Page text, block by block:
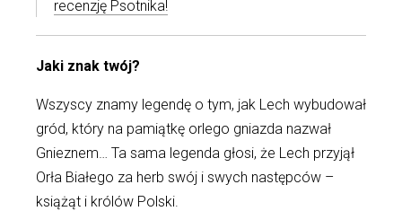
recenzję Psotnika!
Jaki znak twój?
Wszyscy znamy legendę o tym, jak Lech wybudował
gród, który na pamiątkę orlego gniazda nazwał
Gnieznem… Ta sama legenda głosi, że Lech przyjął
Orła Białego za herb swój i swych następców –
książąt i królów Polski.